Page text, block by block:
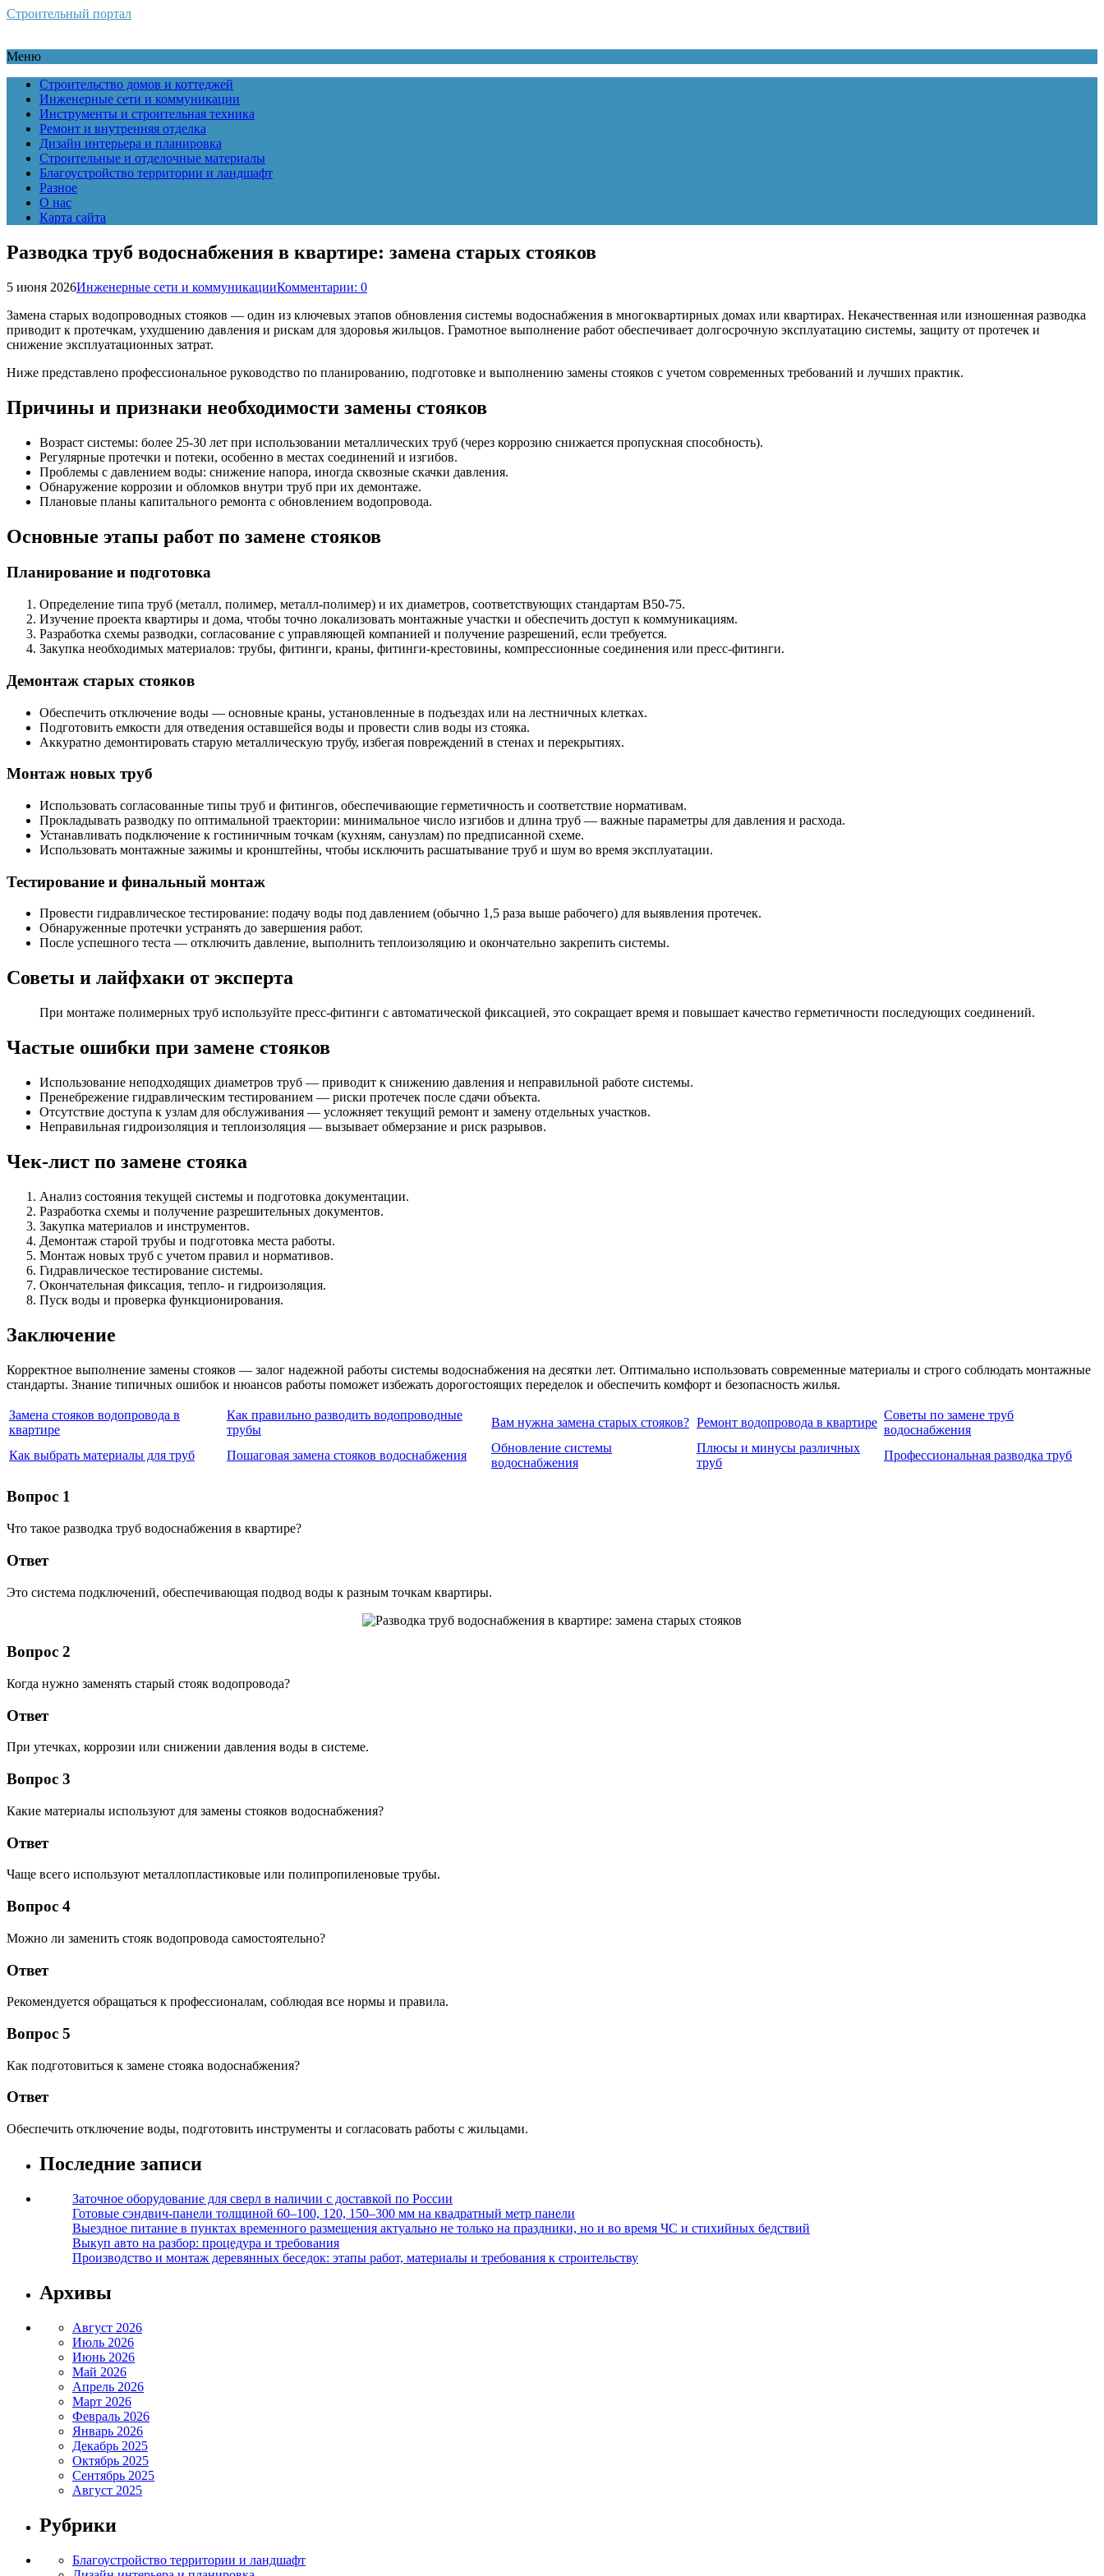
Строительный портал
Меню
Строительство домов и коттеджей
Инженерные сети и коммуникации
Инструменты и строительная техника
Ремонт и внутренняя отделка
Дизайн интерьера и планировка
Строительные и отделочные материалы
Благоустройство территории и ландшафт
Разное
О нас
Карта сайта
Разводка труб водоснабжения в квартире: замена старых стояков
5 июня 2026Инженерные сети и коммуникацииКомментарии: 0
Замена старых водопроводных стояков — один из ключевых этапов обновления системы водоснабжения в многоквартирных домах или квартирах. Некачественная или изношенная разводка
приводит к протечкам, ухудшению давления и рискам для здоровья жильцов. Грамотное выполнение работ обеспечивает долгосрочную эксплуатацию системы, защиту от протечек и
снижение эксплуатационных затрат.
Ниже представлено профессиональное руководство по планированию, подготовке и выполнению замены стояков с учетом современных требований и лучших практик.
Причины и признаки необходимости замены стояков
Возраст системы: более 25-30 лет при использовании металлических труб (через коррозию снижается пропускная способность).
Регулярные протечки и потеки, особенно в местах соединений и изгибов.
Проблемы с давлением воды: снижение напора, иногда сквозные скачки давления.
Обнаружение коррозии и обломков внутри труб при их демонтаже.
Плановые планы капитального ремонта с обновлением водопровода.
Основные этапы работ по замене стояков
Планирование и подготовка
Определение типа труб (металл, полимер, металл-полимер) и их диаметров, соответствующих стандартам В50-75.
Изучение проекта квартиры и дома, чтобы точно локализовать монтажные участки и обеспечить доступ к коммуникациям.
Разработка схемы разводки, согласование с управляющей компанией и получение разрешений, если требуется.
Закупка необходимых материалов: трубы, фитинги, краны, фитинги-крестовины, компрессионные соединения или пресс-фитинги.
Демонтаж старых стояков
Обеспечить отключение воды — основные краны, установленные в подъездах или на лестничных клетках.
Подготовить емкости для отведения оставшейся воды и провести слив воды из стояка.
Аккуратно демонтировать старую металлическую трубу, избегая повреждений в стенах и перекрытиях.
Монтаж новых труб
Использовать согласованные типы труб и фитингов, обеспечивающие герметичность и соответствие нормативам.
Прокладывать разводку по оптимальной траектории: минимальное число изгибов и длина труб — важные параметры для давления и расхода.
Устанавливать подключение к гостиничным точкам (кухням, санузлам) по предписанной схеме.
Использовать монтажные зажимы и кронштейны, чтобы исключить расшатывание труб и шум во время эксплуатации.
Тестирование и финальный монтаж
Провести гидравлическое тестирование: подачу воды под давлением (обычно 1,5 раза выше рабочего) для выявления протечек.
Обнаруженные протечки устранять до завершения работ.
После успешного теста — отключить давление, выполнить теплоизоляцию и окончательно закрепить системы.
Советы и лайфхаки от эксперта
При монтаже полимерных труб используйте пресс-фитинги с автоматической фиксацией, это сокращает время и повышает качество герметичности последующих соединений.
Частые ошибки при замене стояков
Использование неподходящих диаметров труб — приводит к снижению давления и неправильной работе системы.
Пренебрежение гидравлическим тестированием — риски протечек после сдачи объекта.
Отсутствие доступа к узлам для обслуживания — усложняет текущий ремонт и замену отдельных участков.
Неправильная гидроизоляция и теплоизоляция — вызывает обмерзание и риск разрывов.
Чек-лист по замене стояка
Анализ состояния текущей системы и подготовка документации.
Разработка схемы и получение разрешительных документов.
Закупка материалов и инструментов.
Демонтаж старой трубы и подготовка места работы.
Монтаж новых труб с учетом правил и нормативов.
Гидравлическое тестирование системы.
Окончательная фиксация, тепло- и гидроизоляция.
Пуск воды и проверка функционирования.
Заключение
Корректное выполнение замены стояков — залог надежной работы системы водоснабжения на десятки лет. Оптимально использовать современные материалы и строго соблюдать монтажные
стандарты. Знание типичных ошибок и нюансов работы поможет избежать дорогостоящих переделок и обеспечить комфорт и безопасность жилья.
Замена стояков водопровода в
квартире
Как правильно разводить водопроводные
трубы
Вам нужна замена старых стояков? Ремонт водопровода в квартире
Советы по замене труб
водоснабжения
Как выбрать материалы для труб
Пошаговая замена стояков водоснабжения
Обновление системы
водоснабжения
Плюсы и минусы различных
труб
Профессиональная разводка труб
Вопрос 1
Что такое разводка труб водоснабжения в квартире?
Ответ
Это система подключений, обеспечивающая подвод воды к разным точкам квартиры.
Вопрос 2
Когда нужно заменять старый стояк водопровода?
Ответ
При утечках, коррозии или снижении давления воды в системе.
Вопрос 3
Какие материалы используют для замены стояков водоснабжения?
Ответ
Чаще всего используют металлопластиковые или полипропиленовые трубы.
Вопрос 4
Можно ли заменить стояк водопровода самостоятельно?
Ответ
Рекомендуется обращаться к профессионалам, соблюдая все нормы и правила.
Вопрос 5
Как подготовиться к замене стояка водоснабжения?
Ответ
Обеспечить отключение воды, подготовить инструменты и согласовать работы с жильцами.
Последние записи
Заточное оборудование для сверл в наличии с доставкой по России
Готовые сэндвич-панели толщиной 60–100, 120, 150–300 мм на квадратный метр панели
Выездное питание в пунктах временного размещения актуально не только на праздники, но и во время ЧС и стихийных бедствий
Выкуп авто на разбор: процедура и требования
Производство и монтаж деревянных беседок: этапы работ, материалы и требования к строительству
Архивы
Август 2026
Июль 2026
Июнь 2026
Май 2026
Апрель 2026
Март 2026
Февраль 2026
Январь 2026
Декабрь 2025
Октябрь 2025
Сентябрь 2025
Август 2025
Рубрики
Благоустройство территории и ландшафт